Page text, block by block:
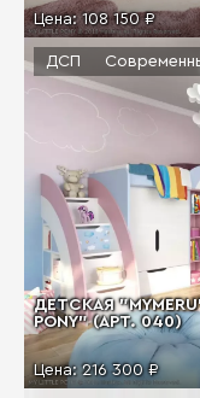
Цена:108 150 ₽
ДЕТСКАЯ
PONY" (АРТ. 040)
Цена: 216 300 ₽
ДСП